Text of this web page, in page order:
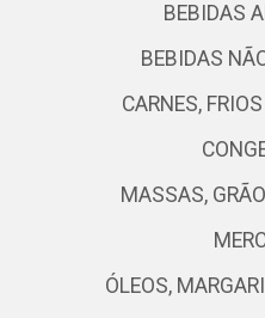
BEBIDAS
BEBIDAS
CARNES,
MASSAS,
ÓLEOS,